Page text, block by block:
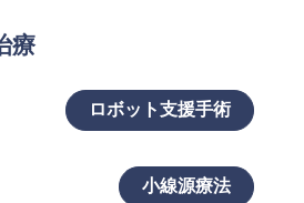
療
ロボット支援手術
小線源療法